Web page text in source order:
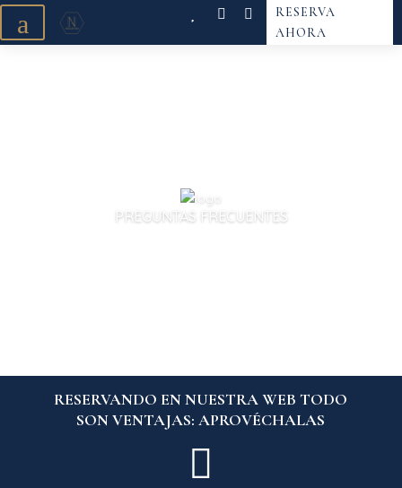
a
RESERVA
AHORA
PREGUNTAS FRECUENTES
RESERVANDO EN NUESTRA WEB TODO
SON VENTAJAS: APROVÉCHALAS
